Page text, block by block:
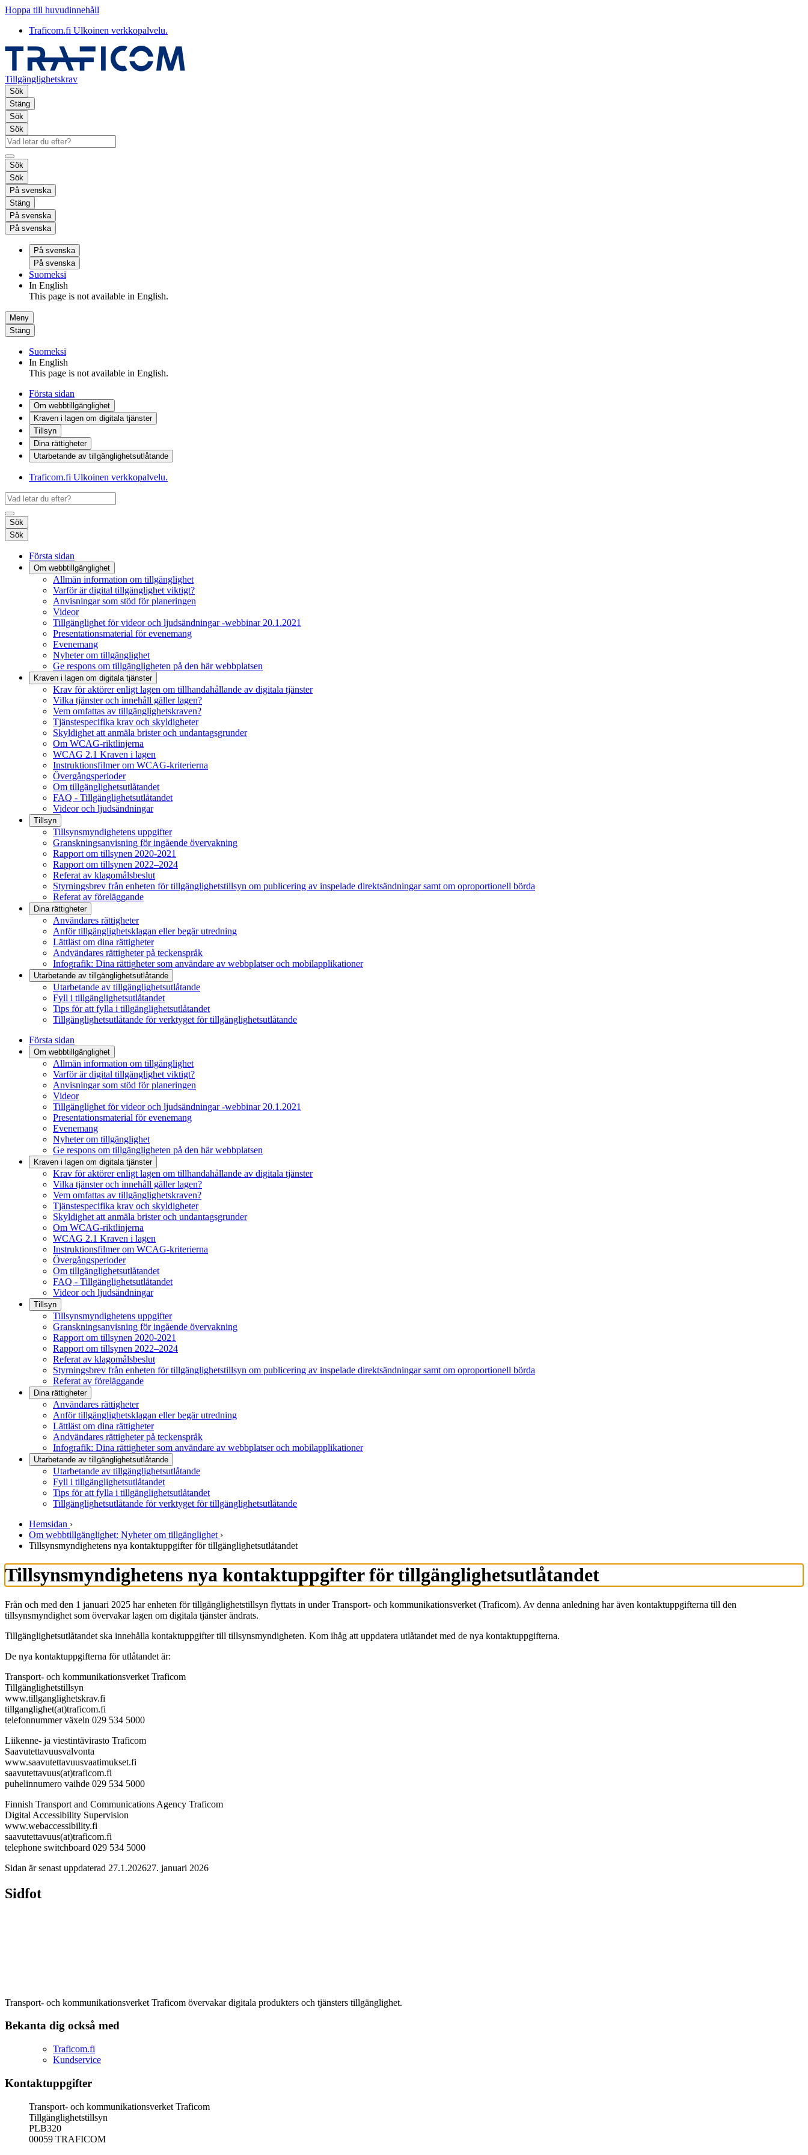
Hoppa till huvudinnehåll
Traficom.fi Ulkoinen verkkopalvelu.
Tillgänglighetskrav
Sök
Stäng
Sök
Sök
Sök
Sök
På svenska
Stäng
På svenska
På svenska
På svenska
På svenska
Suomeksi
In English
This page is not available in English.
Meny
Stäng
Suomeksi
In English
This page is not available in English.
Första sidan
Om webbtillgänglighet
Kraven i lagen om digitala tjänster
Tillsyn
Dina rättigheter
Utarbetande av tillgänglighets­utlåtande
Traficom.fi Ulkoinen verkkopalvelu.
Sök
Sök
Första sidan
Om webbtillgänglighet
Allmän information om tillgänglighet
Varför är digital tillgänglighet viktigt?
Anvisningar som stöd för planeringen
Videor
Tillgänglighet för videor och ljudsändningar -webbinar 20.1.2021
Presentationsmaterial för evenemang
Evenemang
Nyheter om tillgänglighet
Ge respons om tillgängligheten på den här webbplatsen
Kraven i lagen om digitala tjänster
Krav för aktörer enligt lagen om tillhandahållande av digitala tjänster
Vilka tjänster och innehåll gäller lagen?
Vem omfattas av tillgänglighetskraven?
Tjänstespecifika krav och skyldigheter
Skyldighet att anmäla brister och undantagsgrunder
Om WCAG-riktlinjerna
WCAG 2.1 Kraven i lagen
Instruktionsfilmer om WCAG-kriterierna
Övergångsperioder
Om tillgänglighetsutlåtandet
FAQ - Tillgänglighetsutlåtandet
Videor och ljudsändningar
Tillsyn
Tillsynsmyndighetens uppgifter
Granskningsanvisning för ingående övervakning
Rapport om tillsynen 2020-2021
Rapport om tillsynen 2022–2024
Referat av klagomålsbeslut
Styrningsbrev från enheten för tillgänglighetstillsyn om publicering av inspelade direktsändningar samt om oproportionell börda
Referat av föreläggande
Dina rättigheter
Användares rättigheter
Anför tillgänglighetsklagan eller begär utredning
Lättläst om dina rättigheter
Andvändares rättigheter på teckenspråk
Infografik: Dina rättigheter som användare av webbplatser och mobilapplikationer
Utarbetande av tillgänglighets­utlåtande
Utarbetande av tillgänglighetsutlåtande
Fyll i tillgänglighetsutlåtandet
Tips för att fylla i tillgänglighetsutlåtandet
Tillgänglighetsutlåtande för verktyget för tillgänglighetsutlåtande
Första sidan
Om webbtillgänglighet
Allmän information om tillgänglighet
Varför är digital tillgänglighet viktigt?
Anvisningar som stöd för planeringen
Videor
Tillgänglighet för videor och ljudsändningar -webbinar 20.1.2021
Presentationsmaterial för evenemang
Evenemang
Nyheter om tillgänglighet
Ge respons om tillgängligheten på den här webbplatsen
Kraven i lagen om digitala tjänster
Krav för aktörer enligt lagen om tillhandahållande av digitala tjänster
Vilka tjänster och innehåll gäller lagen?
Vem omfattas av tillgänglighetskraven?
Tjänstespecifika krav och skyldigheter
Skyldighet att anmäla brister och undantagsgrunder
Om WCAG-riktlinjerna
WCAG 2.1 Kraven i lagen
Instruktionsfilmer om WCAG-kriterierna
Övergångsperioder
Om tillgänglighetsutlåtandet
FAQ - Tillgänglighetsutlåtandet
Videor och ljudsändningar
Tillsyn
Tillsynsmyndighetens uppgifter
Granskningsanvisning för ingående övervakning
Rapport om tillsynen 2020-2021
Rapport om tillsynen 2022–2024
Referat av klagomålsbeslut
Styrningsbrev från enheten för tillgänglighetstillsyn om publicering av inspelade direktsändningar samt om oproportionell börda
Referat av föreläggande
Dina rättigheter
Användares rättigheter
Anför tillgänglighetsklagan eller begär utredning
Lättläst om dina rättigheter
Andvändares rättigheter på teckenspråk
Infografik: Dina rättigheter som användare av webbplatser och mobilapplikationer
Utarbetande av tillgänglighets­utlåtande
Utarbetande av tillgänglighetsutlåtande
Fyll i tillgänglighetsutlåtandet
Tips för att fylla i tillgänglighetsutlåtandet
Tillgänglighetsutlåtande för verktyget för tillgänglighetsutlåtande
Hemsidan ›
Om webbtillgänglighet: Nyheter om tillgänglighet ›
Tillsynsmyndighetens nya kontaktuppgifter för tillgänglighetsutlåtandet
Tillsynsmyndighetens nya kontaktuppgifter för tillgänglighetsutlåtandet
Från och med den 1 januari 2025 har enheten för tillgänglighetstillsyn flyttats in under Transport- och kommunikationsverket (Traficom). Av denna anledning har även kontaktuppgifterna till den
tillsynsmyndighet som övervakar lagen om digitala tjänster ändrats.
Tillgänglighetsutlåtandet ska innehålla kontaktuppgifter till tillsynsmyndigheten. Kom ihåg att uppdatera utlåtandet med de nya kontaktuppgifterna.
De nya kontaktuppgifterna för utlåtandet är:
Transport- och kommunikationsverket Traficom
Tillgänglighetstillsyn
www.tillganglighetskrav.fi
tillganglighet(at)traficom.fi
telefonnummer växeln 029 534 5000
Liikenne- ja viestintävirasto Traficom
Saavutettavuusvalvonta
www.saavutettavuusvaatimukset.fi
saavutettavuus(at)traficom.fi
puhelinnumero vaihde 029 534 5000
Finnish Transport and Communications Agency Traficom
Digital Accessibility Supervision
www.webaccessibility.fi
saavutettavuus(at)traficom.fi
telephone switchboard 029 534 5000
Sidan är senast uppdaterad 27.1.202627. januari 2026
Sidfot
Transport- och kommunikationsverket Traficom övervakar digitala produkters och tjänsters tillgänglighet.
Bekanta dig också med
Traficom.fi
Kundservice
Kontaktuppgifter
Transport- och kommunikationsverket Traficom
Tillgänglighetstillsyn
PLB320
00059 TRAFICOM